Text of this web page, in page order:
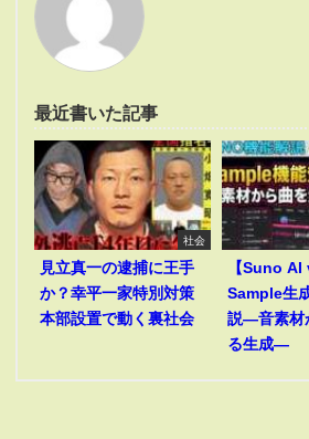
最近書いた記事
社会
見立真一の逮捕に王手
か？幸平一家特別対策
本部設置で動く裏社会
【Suno AI
Sample生
説―音素材
る生成―